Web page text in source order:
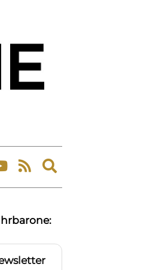
Expand
search